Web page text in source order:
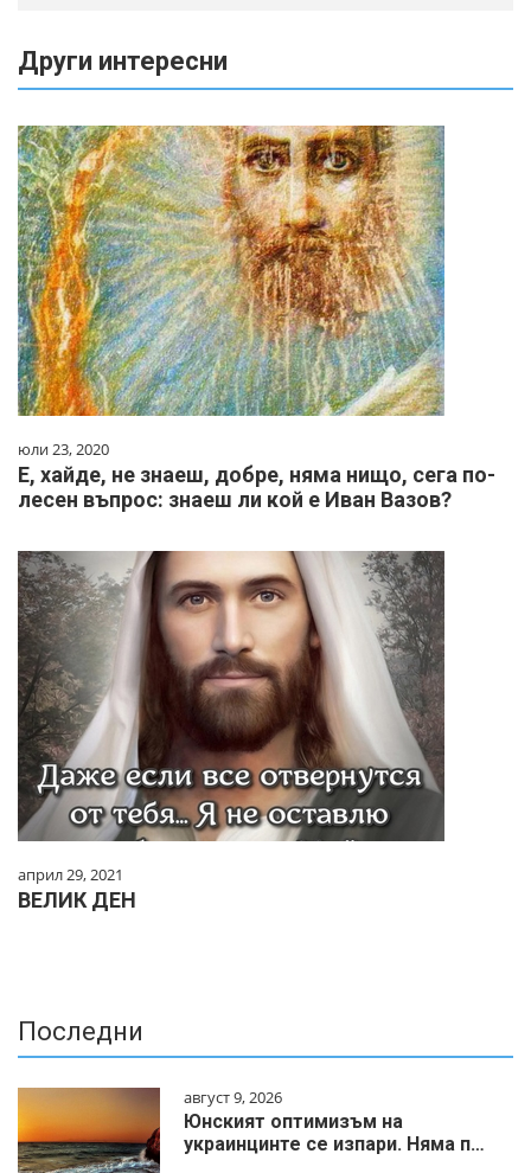
Други интересни
юли 23, 2020
Е, хайде, не знаеш, добре, няма нищо, сега по-
лесен въпрос: знаеш ли кой е Иван Вазов?
април 29, 2021
ВЕЛИК ДЕН
Последни
август 9, 2026
Юнският оптимизъм на
украинцинте се изпари. Няма п…